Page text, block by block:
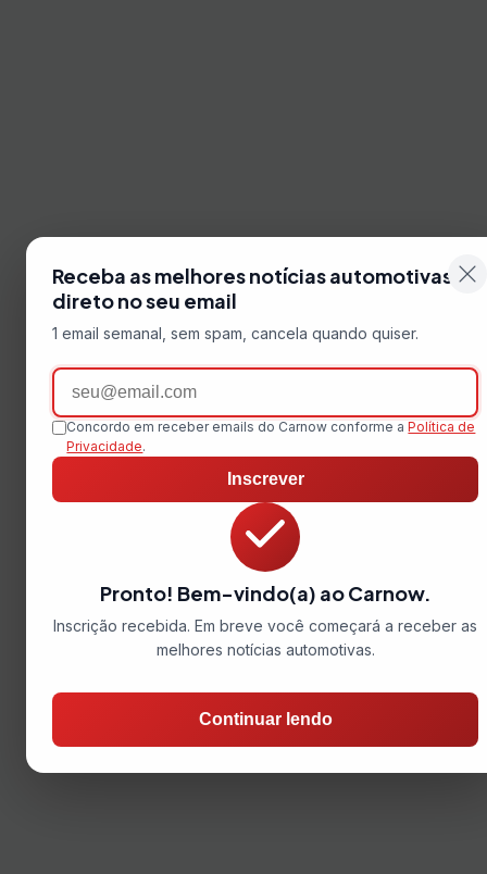
Receba as melhores notícias automotivas
direto no seu email
1 email semanal, sem spam, cancela quando quiser.
Email
Concordo em receber emails do Carnow conforme aPolítica de
Privacidade.
Inscrever
Pronto! Bem-vindo(a) ao Carnow.
Inscrição recebida. Em breve você começará a receber as
melhores notícias automotivas.
Continuar lendo